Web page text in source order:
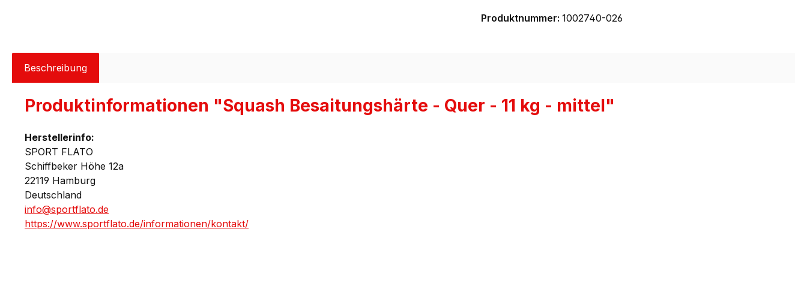
Produktnummer: 1002740-026
Beschreibung
Produktinformationen "Squash Besaitungshärte - Quer - 11 kg - mittel"
Herstellerinfo:
SPORT FLATO
Schiffbeker Höhe 12a
22119 Hamburg
Deutschland
info@sportflato.de
https://www.sportflato.de/informationen/kontakt/